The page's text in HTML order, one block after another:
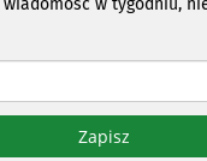
w tygodniu,